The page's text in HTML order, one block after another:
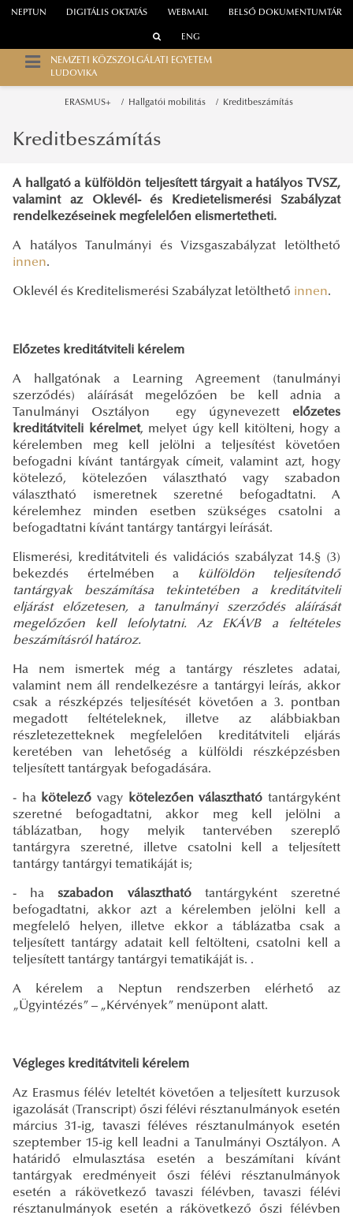
WEBMAIL
NEPTUN DIGITÁLIS OKTATÁS BELSŐ DOKUMENTUMTÁR
ENG
NEMZETI KÖZSZOLGÁLATI EGYETEM
LUDOVIKA
ERASMUS+ Hallgatói mobilitás Kreditbeszámítás
Kreditbeszámítás
A hallgató a külföldön teljesített tárgyait a hatályos TVSZ,
valamint az Oklevél- és Kredietelismerési Szabályzat
rendelkezéseinek megfelelően elismertetheti.
A hatályos Tanulmányi és Vizsgaszabályzat letölthető
innen.
Oklevél és Kreditelismerési Szabályzat letölthető innen.
Előzetes kreditátviteli kérelem
A hallgatónak a Learning Agreement (tanulmányi
szerződés) aláírását megelőzően be kell adnia a
Tanulmányi Osztályon egy úgynevezett előzetes
kreditátviteli kérelmet, melyet úgy kell kitölteni, hogy a
kérelemben meg kell jelölni a teljesítést követően
befogadni kívánt tantárgyak címeit, valamint azt, hogy
kötelező, kötelezően választható vagy szabadon
választható ismeretnek szeretné befogadtatni. A
kérelemhez minden esetben szükséges csatolni a
befogadtatni kívánt tantárgy tantárgyi leírását.
Elismerési, kreditátviteli és validációs szabályzat 14.§ (3)
bekezdés értelmében a külföldön teljesítendő
tantárgyak beszámítása tekintetében a kreditátviteli
eljárást előzetesen, a tanulmányi szerződés aláírását
megelőzően kell lefolytatni. Az EKÁVB a feltételes
beszámításról határoz.
Ha nem ismertek még a tantárgy részletes adatai,
valamint nem áll rendelkezésre a tantárgyi leírás, akkor
csak a részképzés teljesítését követően a 3. pontban
megadott feltételeknek, illetve az alábbiakban
részletezetteknek megfelelően kreditátviteli eljárás
keretében van lehetőség a külföldi részképzésben
teljesített tantárgyak befogadására.
- ha kötelező vagy kötelezően választható tantárgyként
szeretné befogadtatni, akkor meg kell jelölni a
táblázatban, hogy melyik tantervében szereplő
tantárgyra szeretné, illetve csatolni kell a teljesített
tantárgy tantárgyi tematikáját is;
- ha szabadon választhatótantárgyként szeretné
befogadtatni, akkor azt a kérelemben jelölni kell a
megfelelő helyen, illetve ekkor a táblázatba csak a
teljesített tantárgy adatait kell feltölteni, csatolni kell a
teljesített tantárgy tantárgyi tematikáját is. .
A kérelem a Neptun rendszerben elérhető az
„Ügyintézés” – „Kérvények” menüpont alatt.
Végleges kreditátviteli kérelem
Az Erasmus félév leteltét követően a teljesített kurzusok
igazolását (Transcript) őszi félévi résztanulmányok esetén
március 31-ig, tavaszi féléves résztanulmányok esetén
szeptember 15-ig kell leadni a Tanulmányi Osztályon. A
határidő elmulasztása esetén a beszámítani kívánt
tantárgyak eredményeit őszi félévi résztanulmányok
esetén a rákövetkező tavaszi félévben, tavaszi félévi
résztanulmányok esetén a rákövetkező őszi félévben